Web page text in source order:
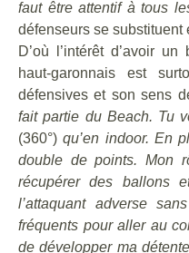
faut être attentif à tous
défenseurs se substituent
D’où l’intérêt d’avoir
haut-garonnais est
défensives et son sens
fait partie du Beach. Tu
(360°)qu’en indoor. En
double de points. Mon
récupérer des ballons
l’attaquant adverse
fréquents pour aller au
de développer ma